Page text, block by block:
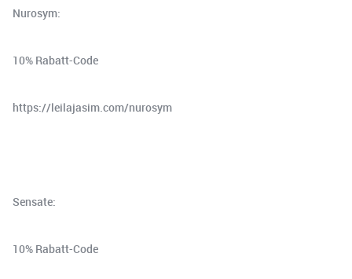
Nurosym:
10% Rabatt-Code
⁠https://leilajasim.com/nurosym⁠
Sensate:
10% Rabatt-Code